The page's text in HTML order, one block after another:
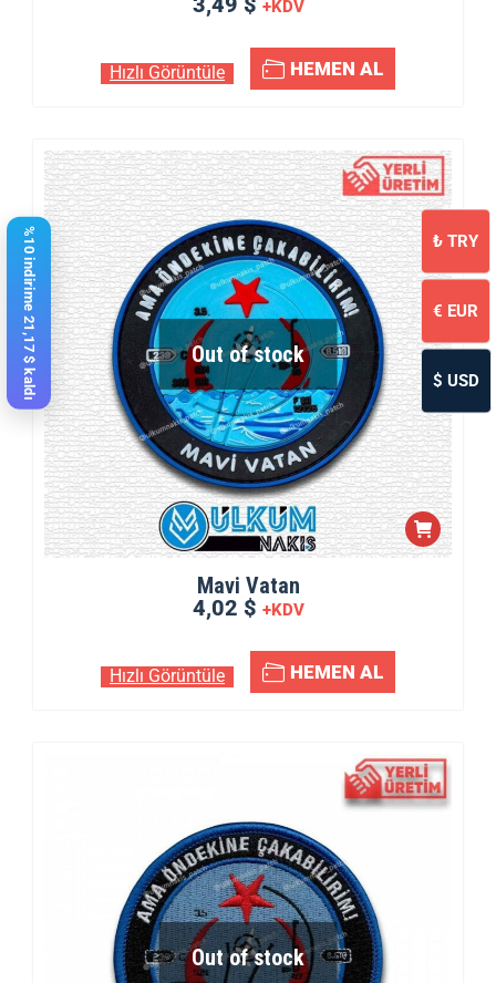
+KDV
Hızlı Görüntüle HEMEN AL
Out of stock
Mavi Vatan
4,02 $ +KDV
Hızlı Görüntüle HEMEN AL
Out of stock
%10 indirime 21,17 $ kaldı ₺ TRY
€ EUR
$ USD